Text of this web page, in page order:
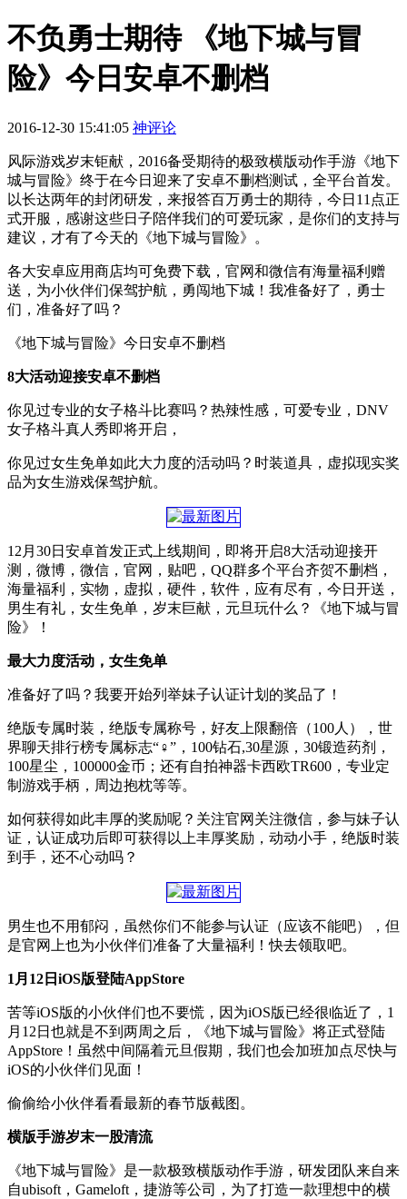
不负勇士期待 《地下城与冒
险》今日安卓不删档
2016-12-30 15:41:05 神评论
风际游戏岁末钜献，2016备受期待的极致横版动作手游《地下
城与冒险》终于在今日迎来了安卓不删档测试，全平台首发。
以长达两年的封闭研发，来报答百万勇士的期待，今日11点正
式开服，感谢这些日子陪伴我们的可爱玩家，是你们的支持与
建议，才有了今天的《地下城与冒险》。
各大安卓应用商店均可免费下载，官网和微信有海量福利赠
送，为小伙伴们保驾护航，勇闯地下城！我准备好了，勇士
们，准备好了吗？
《地下城与冒险》今日安卓不删档
8大活动迎接安卓不删档
你见过专业的女子格斗比赛吗？热辣性感，可爱专业，DNV
女子格斗真人秀即将开启，
你见过女生免单如此大力度的活动吗？时装道具，虚拟现实奖
品为女生游戏保驾护航。
12月30日安卓首发正式上线期间，即将开启8大活动迎接开
测，微博，微信，官网，贴吧，QQ群多个平台齐贺不删档，
海量福利，实物，虚拟，硬件，软件，应有尽有，今日开送，
男生有礼，女生免单，岁末巨献，元旦玩什么？《地下城与冒
险》！
最大力度活动，女生免单
准备好了吗？我要开始列举妹子认证计划的奖品了！
绝版专属时装，绝版专属称号，好友上限翻倍（100人），世
界聊天排行榜专属标志“♀”，100钻石,30星源，30锻造药剂，
100星尘，100000金币；还有自拍神器卡西欧TR600，专业定
制游戏手柄，周边抱枕等等。
如何获得如此丰厚的奖励呢？关注官网关注微信，参与妹子认
证，认证成功后即可获得以上丰厚奖励，动动小手，绝版时装
到手，还不心动吗？
男生也不用郁闷，虽然你们不能参与认证（应该不能吧），但
是官网上也为小伙伴们准备了大量福利！快去领取吧。
1月12日iOS版登陆AppStore
苦等iOS版的小伙伴们也不要慌，因为iOS版已经很临近了，1
月12日也就是不到两周之后，《地下城与冒险》将正式登陆
AppStore！虽然中间隔着元旦假期，我们也会加班加点尽快与
iOS的小伙伴们见面！
偷偷给小伙伴看看最新的春节版截图。
横版手游岁末一股清流
《地下城与冒险》是一款极致横版动作手游，研发团队来自来
自ubisoft，Gameloft，捷游等公司，为了打造一款理想中的横